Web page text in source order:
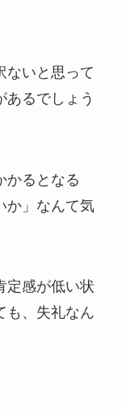
ないと思って
あるでしょう
かるとなる
か」なんて気
定感が低い状
も、失礼なん